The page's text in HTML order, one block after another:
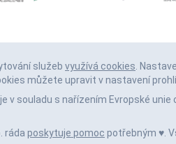
služeb využívá cookies .
můžete upravit v nastavení
v souladu s nařízením Evropské unie
ráda poskytuje pomoc potřebným ♥️.